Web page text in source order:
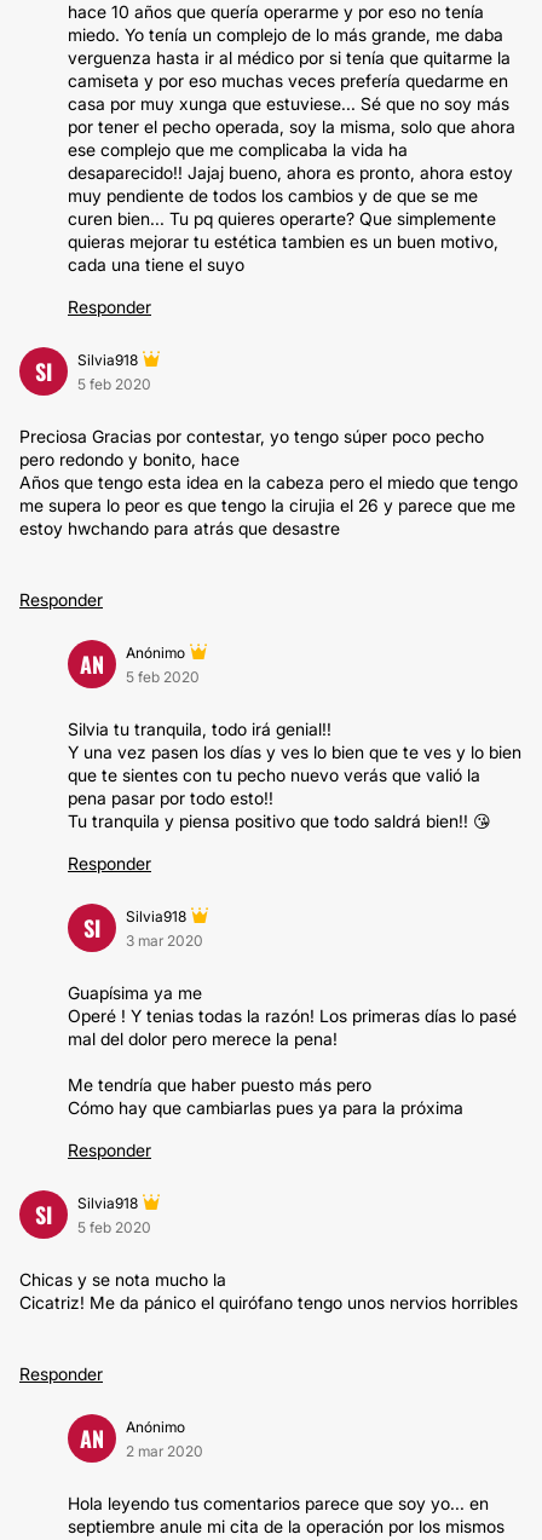
hace 10 años que quería operarme y por eso no tenía
miedo. Yo tenía un complejo de lo más grande, me daba
verguenza hasta ir al médico por si tenía que quitarme la
camiseta y por eso muchas veces prefería quedarme en
casa por muy xunga que estuviese... Sé que no soy más
por tener el pecho operada, soy la misma, solo que ahora
ese complejo que me complicaba la vida ha
desaparecido!! Jajaj bueno, ahora es pronto, ahora estoy
muy pendiente de todos los cambios y de que se me
curen bien... Tu pq quieres operarte? Que simplemente
quieras mejorar tu estética tambien es un buen motivo,
cada una tiene el suyo
Responder
SI
Silvia918
5 feb 2020
Preciosa Gracias por contestar, yo tengo súper poco pecho
pero redondo y bonito, hace
Años que tengo esta idea en la cabeza pero el miedo que tengo
me supera lo peor es que tengo la cirujia el 26 y parece que me
estoy hwchando para atrás que desastre
Responder
AN
Anónimo
5 feb 2020
Silvia tu tranquila, todo irá genial!!
Y una vez pasen los días y ves lo bien que te ves y lo bien
que te sientes con tu pecho nuevo verás que valió la
pena pasar por todo esto!!
Tu tranquila y piensa positivo que todo saldrá bien!! 😘
Responder
SI
Silvia918
3 mar 2020
Guapísima ya me
Operé ! Y tenias todas la razón! Los primeras días lo pasé
mal del dolor pero merece la pena!
Me tendría que haber puesto más pero
Cómo hay que cambiarlas pues ya para la próxima
Responder
SI
Silvia918
5 feb 2020
Chicas y se nota mucho la
Cicatriz! Me da pánico el quirófano tengo unos nervios horribles
Responder
AN
Anónimo
2 mar 2020
Hola leyendo tus comentarios parece que soy yo... en
septiembre anule mi cita de la operación por los mismos